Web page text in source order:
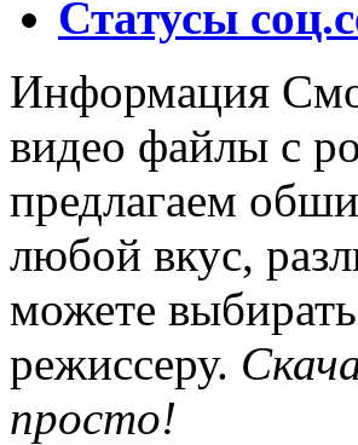
Статусы
Информация
видео файлы с
предлагаем
любой вкус,
можете
режиссеру.
просто!